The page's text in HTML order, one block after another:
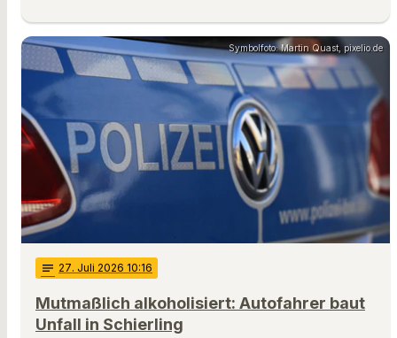
Symbolfoto: Martin Quast, pixelio.de
notes 27. Juli 2026 10:16
Mutmaßlich alkoholisiert: Autofahrer baut
Unfall in Schierling